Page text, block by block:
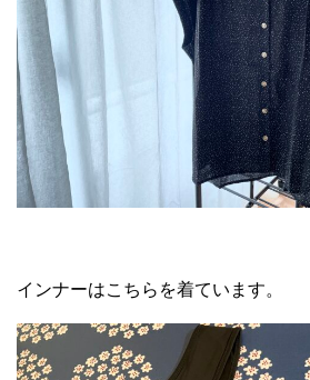
インナーはこちらを着ています。